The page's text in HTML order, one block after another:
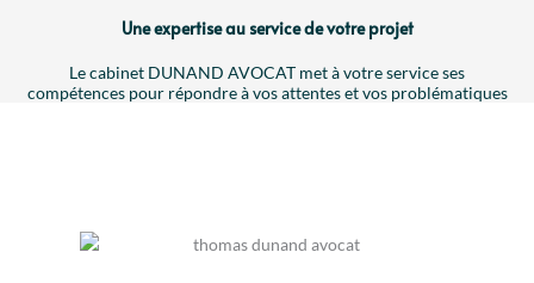
Une expertise au service de votre projet
Le cabinet DUNAND AVOCAT met à votre service ses
compétences pour répondre à vos attentes et vos problématiques